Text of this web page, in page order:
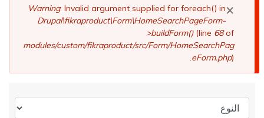
×
رسالة
الخطأ
Warning: Invalid argument supplied for foreach() in
Drupal\fikraproduct\Form\HomeSearchPageForm-
>buildForm()(line 68of
modules/custom/fikraproduct/src/Form/HomeSearchPag
eForm.php).
النوع